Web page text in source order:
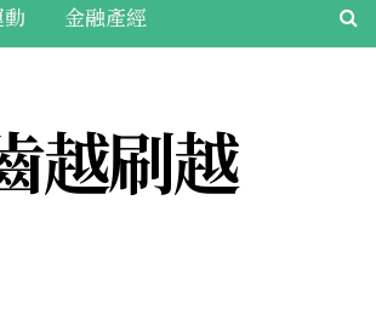
金融產經
越刷越